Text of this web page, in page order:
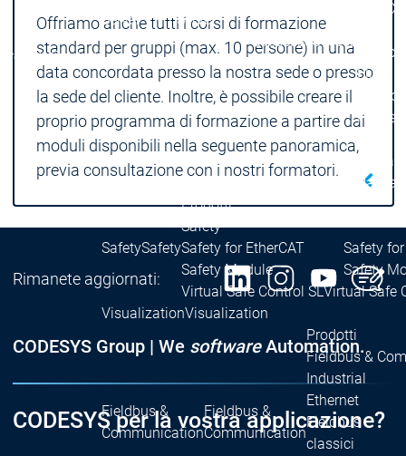
ProdottiProdotti
Server
Server
Success
Stories
Success
Soft
Gruppo
Fliegl |
SafetySafety
Prodotti
Safety
Safety for EtherCAT
Safety Module
Safety
Safety
Virtual Safe Control SLVirtual Safe
VisualizationVisualization
Fieldbus &
Communication
Fieldbus &
Communication
Prodotti
Fieldbus &
Industrial
Ethernet
Fieldbus
classici
Offriamo anche tutti i corsi di formazione
standard per gruppi (max. 10 persone) in una
data concordata presso la nostra sede o presso
la sede del cliente. Inoltre, è possibile creare il
proprio programma di formazione a partire dai
moduli disponibili nella seguente panoramica,
previa consultazione con i nostri formatori.
Rimanete aggiornati:
CODESYS Group | We softwareAutomation.
CODESYS per la vostra applicazione?